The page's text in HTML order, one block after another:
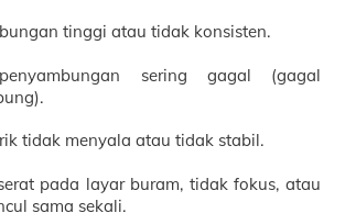
tinggi atau tidak konsisten.
sering gagal (gagal
tidak menyala atau tidak stabil.
pada layar buram, tidak fokus, atau
sama sekali.